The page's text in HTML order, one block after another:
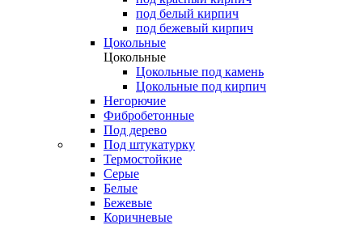
под белый кирпич
под бежевый кирпич
Цокольные
Цокольные
Цокольные под камень
Цокольные под кирпич
Негорючие
Фибробетонные
Под дерево
Под штукатурку
Термостойкие
Серые
Белые
Бежевые
Коричневые